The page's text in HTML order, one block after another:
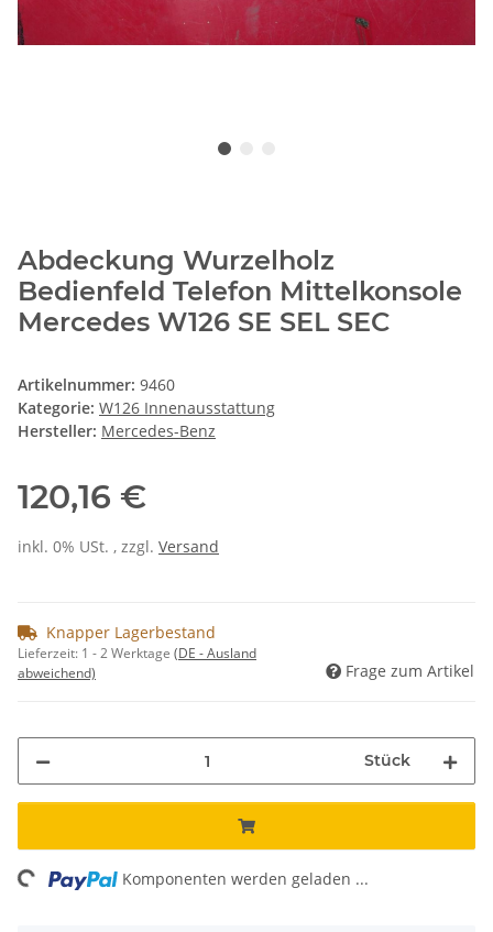
Abdeckung Wurzelholz
Bedienfeld Telefon Mittelkonsole
Mercedes W126 SE SEL SEC
Artikelnummer: 9460
Kategorie: W126 Innenausstattung
Hersteller: Mercedes-Benz
120,16 €
inkl. 0% USt. , zzgl. Versand
Knapper Lagerbestand
Lieferzeit: 1 - 2 Werktage (DE - Ausland
abweichend)
Frage zum Artikel
Stück
Komponenten werden geladen ...